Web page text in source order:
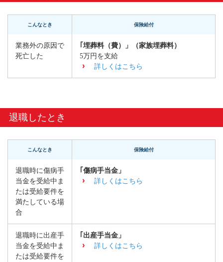
こんなとき 保険給付
業務外の原因で
死亡した
｢埋葬料（費）」（家族埋葬料）
5万円を支給
詳しくはこちら
退職したとき
こんなとき 保険給付
退職時に傷病手
当金を受給中ま
たは受給要件を
満たしている場
合
｢傷病手当金」
詳しくはこちら
退職時に出産手
当金を受給中ま
たは受給要件を
｢出産手当金」
詳しくはこちら